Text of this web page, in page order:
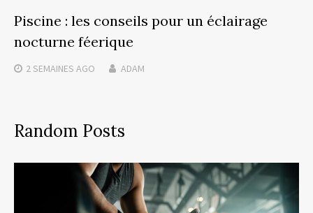
Piscine : les conseils pour un éclairage
nocturne féerique
2 SEMAINES AGO ADAM
Random Posts